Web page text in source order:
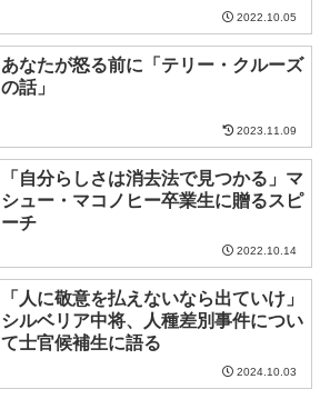
2022.10.05
あなたが怒る前に「テリー・クルーズ
の話」
2023.11.09
「自分らしさは消去法で見つかる」マ
シュー・マコノヒー卒業生に贈るスピ
ーチ
2022.10.14
「人に敬意を払えないなら出ていけ」
シルベリア中将、人種差別事件につい
て士官候補生に語る
2024.10.03